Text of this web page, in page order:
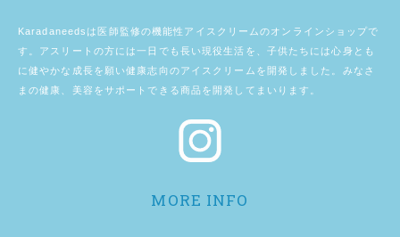
Karadaneedsは医師監修の機能性アイスクリームのオンラインショップで
す。アスリートの方には一日でも長い現役生活を、子供たちには心身とも
に健やかな成長を願い健康志向のアイスクリームを開発しました。みなさ
まの健康、美容をサポートできる商品を開発してまいります。
MORE INFO